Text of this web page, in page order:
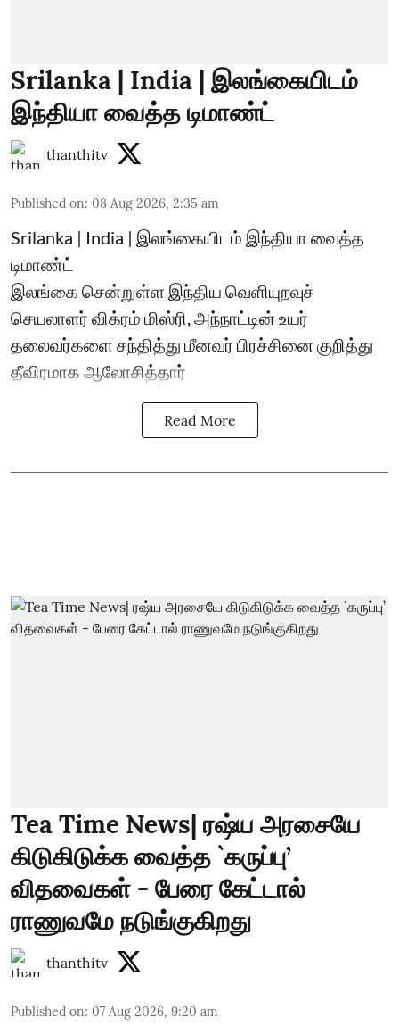
Srilanka | India | இலங்கையிடம்
இந்தியா வைத்த டிமாண்ட்
thanthitv
Published on: 08 Aug 2026, 2:35 am
Srilanka | India | இலங்கையிடம் இந்தியா வைத்த
டிமாண்ட்
இலங்கை சென்றுள்ள இந்திய வெளியுறவுச்
செயலாளர் விக்ரம் மிஸ்ரி, அந்நாட்டின் உயர்
தலைவர்களை சந்தித்து மீனவர் பிரச்சினை குறித்து
தீவிரமாக ஆலோசித்தார்
Read More
Tea Time News| ரஷ்ய அரசையே
கிடுகிடுக்க வைத்த `கருப்பு’
விதவைகள் - பேரை கேட்டால்
ராணுவமே நடுங்குகிறது
thanthitv
Published on: 07 Aug 2026, 9:20 am